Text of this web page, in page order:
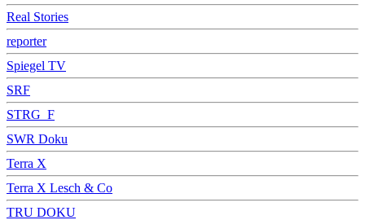
Real Stories
reporter
Spiegel TV
SRF
STRG_F
SWR Doku
Terra X
Terra X Lesch & Co
TRU DOKU